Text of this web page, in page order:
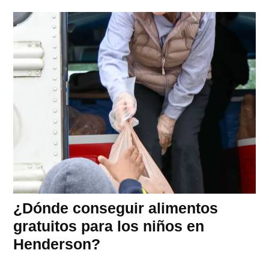
¿Dónde conseguir alimentos
gratuitos para los niños en
Henderson?